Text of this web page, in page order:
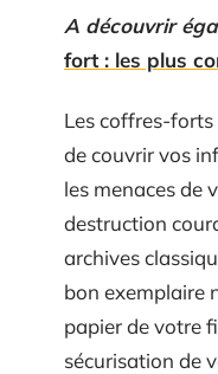
A découvrir
fort : les plus
Les coffres-
de couvrir vos
les menaces de
destruction
archives
bon exemplaire
papier de votre
sécurisation de